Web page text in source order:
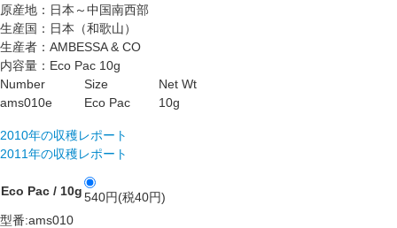
原産地：日本～中国南西部
生産国：日本（和歌山）
生産者：AMBESSA & CO
内容量：Eco Pac 10g
Number
Size
Net Wt
ams010e
Eco Pac 10g
2010年の収穫レポート
2011年の収穫レポート
Eco Pac / 10g540円(税40円)
型番:ams010